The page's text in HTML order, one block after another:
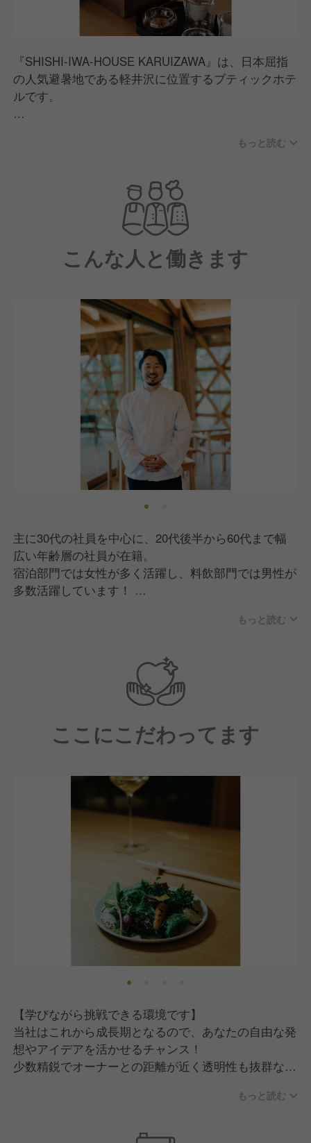
『SHISHI-IWA-HOUSE KARUIZAWA』は、日本屈指
の人気避暑地である軽井沢に位置するブティックホテ
ルです。
築、デザイン、アート、美食、そして自然環境と、細
丁寧なビスポーク（オーダーメイド）で創られたリト
リート・コレクションとして、世界的に名誉あるプリ
ツカー賞受賞建築家による初のホテルプロジェクトを
展開しています。
No.02」の上階には、地元の生産者様による旬の素材
を活かしたジャパニーズ・フレンチレストラン
『SHOLA（ショーラ）』も併設しています。
もっと読む
こんな人と働きます
主に30代の社員を中心に、20代後半から60代まで幅
広い年齢層の社員が在籍。
宿泊部門では女性が多く活躍し、料飲部門では男性が
多数活躍しています！
スタッフ同士の仲が良く、現場では自由に楽しく働き
て業務に取り組める環境です。
またプライベートでは、登山や釣りなどアウトドアが
好きなメンバーが集まっています！
もっと読む
ここにこだわってます
【学びながら挑戦できる環境です】
当社はこれから成長期となるので、あなたの自由な発
想やアイデアを活かせるチャンス！
少数精鋭でオーナーとの距離が近く透明性も抜群なの
極上の創作メニューを提供。
もっと読む